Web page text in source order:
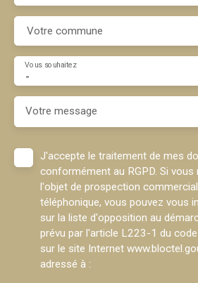
Votre commune
-
Vous souhaitez
Votre message
J'accepte le traitement de mes
conformément au RGPD. Si
l'objet de prospection
téléphonique, vous pouvez vous
sur la liste d'opposition au
prévu par l'article L223-1 du
sur le site Internet
adressé à :